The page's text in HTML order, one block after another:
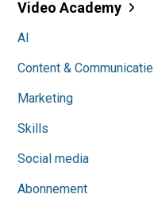
Video Academy
AI
Content & Communicatie
Marketing
Skills
Social media
Abonnement